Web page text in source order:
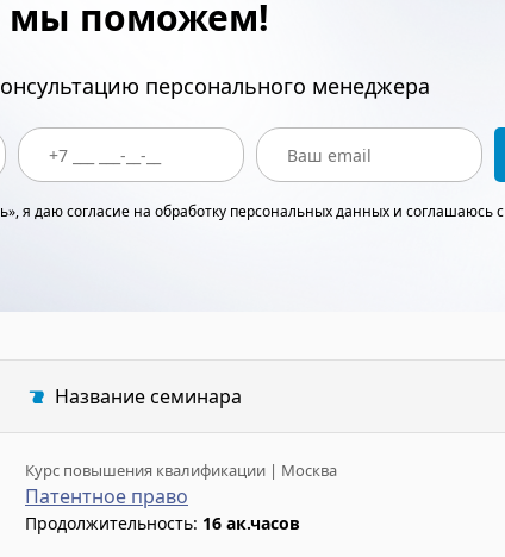
мы поможем!
персонального менеджера
я даю согласие на обработку персональных данных и соглашаюсь с
Название семинара
Курс повышения квалификации | Москва
Патентное право
Продолжительность: 16 ак.часов